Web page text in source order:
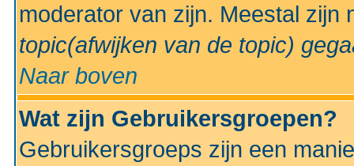
moderator van zijn. Meestal
topic(afwijken van de topic)
Naar boven
Wat zijn Gebruikersgroepen?
Gebruikersgroeps zijn een